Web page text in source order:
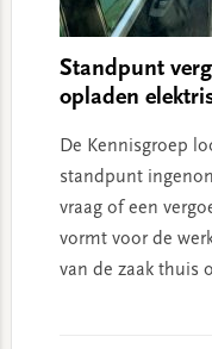
Standpunt
opladen
De Kennisgroep
standpunt
vraag of een
vormt voor de
van de zaak thuis